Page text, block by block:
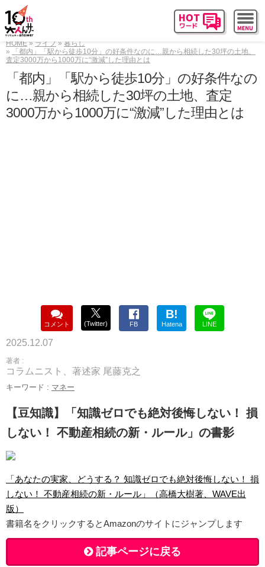
HOME ライフ
暮らし
「都内」「駅から徒歩10分」の好条件なのに…親から相続した30坪の土地、
査定3000万から1000万に“激減”した理由とは
「都内」「駅から徒歩10分」の好条件なの
に…親から相続した30坪の土地、査定
3000万から1000万に“激減”した理由とは
コメント (Twitter) FB
B!
Hatena LINE
2025.12.07
著者 :
コラムニスト、著述家 尾藤克之
キーワード : マネー
【豆知識】「知識ゼロでも絶対後悔しない！ 損
しない！ 不動産相続の新・ルール」の書影
「あなたの実家、どうする？ 知識ゼロでも絶対後悔しない！ 損
しない！ 不動産相続の新・ルール」（高橋大樹著、WAVE出
版）
書籍名をクリックするとAmazonのサイトにジャンプします
記事ページに戻る